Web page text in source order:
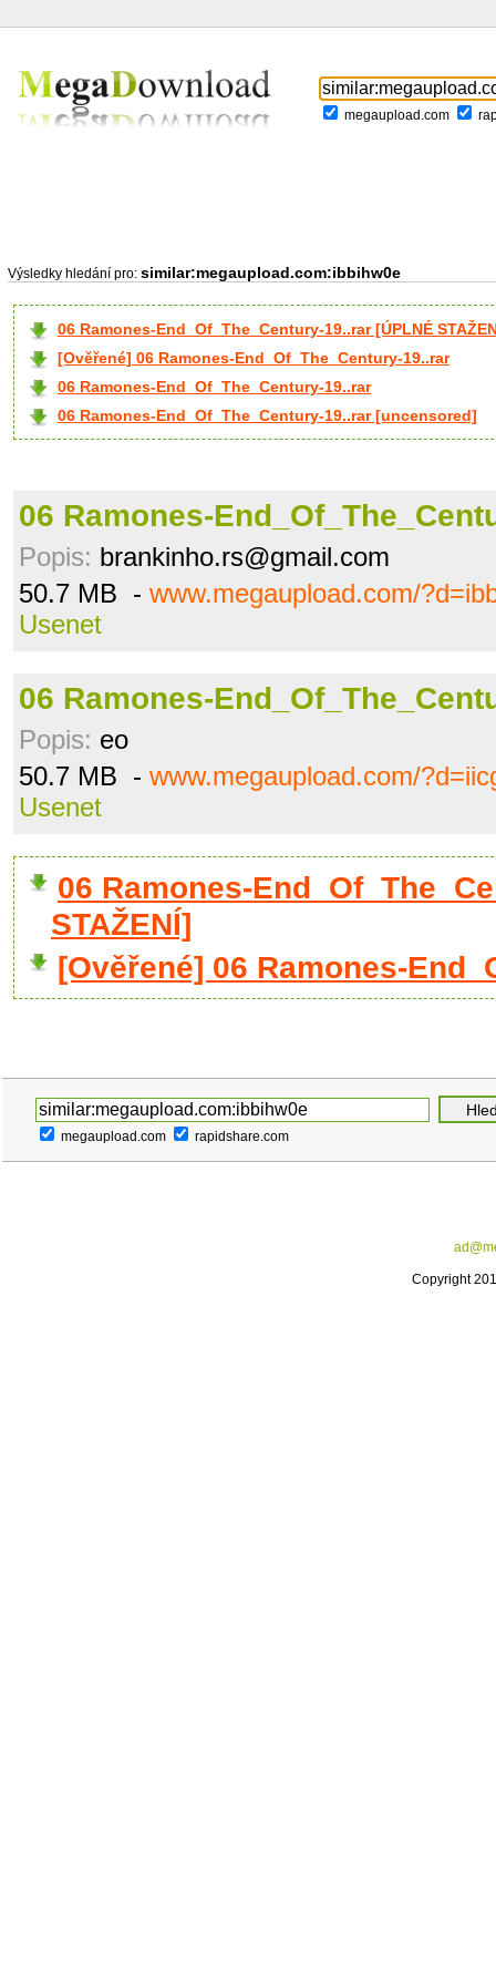
megaupload.com
Výsledky hledání pro: similar:megaupload.com:ibbihw0e
06 Ramones-End_Of_The_Century-19..rar [ÚPLNÉ
[Ověřené] 06 Ramones-End_Of_The_Century-19..rar
06 Ramones-End_Of_The_Century-19..rar
06 Ramones-End_Of_The_Century-19..rar [uncensored]
06 Ramones-
Popis: brankinho.rs@gmail.com
50.7 MB - www.megaupload.com/
Usenet
06 Ramones-
Popis: eo
50.7 MB - www.megaupload.com/
Usenet
06 Ramones-
STAŽENÍ]
[Ověřené] 06 Ramones-
megaupload.com rapidshare.com
Copyright